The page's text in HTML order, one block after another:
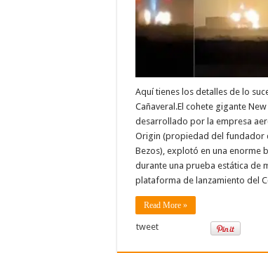
Aquí tienes los detalles de lo
Cañaveral.El cohete gigante New
desarrollado por la empresa
Origin (propiedad del fundador
Bezos), explotó en una enorme
durante una prueba estática de
plataforma de lanzamiento del
Read More »
tweet